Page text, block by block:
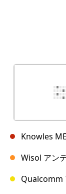
Knowles
Wisol アン
Qualcomm